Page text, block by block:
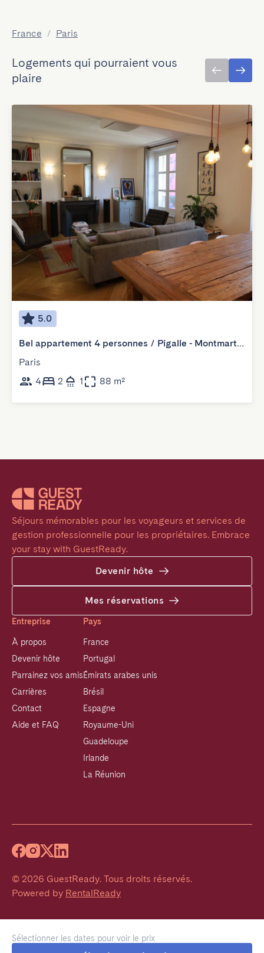
Sélectionner les dates pour voir le prix
France / Paris
Logements qui pourraient vous
plaire
5.0
Bel appartement 4 personnes / Pigalle - Montmartre
Paris
4
2 1 88 m²
Séjours mémorables pour les voyageurs et services de
gestion professionnelle pour les propriétaires. Embrace
your stay with GuestReady.
Devenir hôte
Mes réservations
Entreprise
À propos
Devenir hôte
Parrainez vos amis
Carrières
Contact
Aide et FAQ
Pays
France
Portugal
Émirats arabes unis
Brésil
Espagne
Royaume-Uni
Guadeloupe
Irlande
La Réunion
© 2026 GuestReady. Tous droits réservés.
Powered by RentalReady